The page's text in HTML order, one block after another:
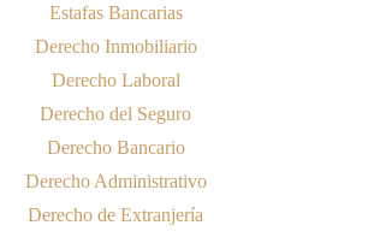
Estafas Bancarias
Derecho Inmobiliario
Derecho Laboral
Derecho del Seguro
Derecho Bancario
Derecho Administrativo
Derecho de Extranjería